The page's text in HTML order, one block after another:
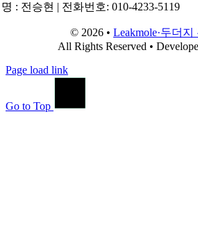
명 : 전승현 | 전화번호: 010-4233-5119
© 2026 • Leakmole·두더지
All Rights Reserved •
Page load link
Go to Top